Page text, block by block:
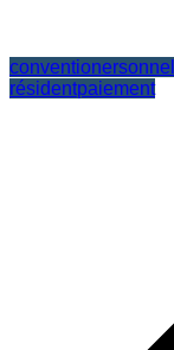
conventionersonnel
résidentpaiement